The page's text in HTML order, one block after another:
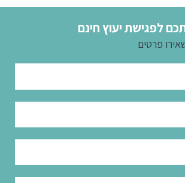
לפגישת יעוץ חינם
פרטים